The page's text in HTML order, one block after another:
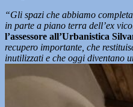
“Gli spazi che abbiamo
in parte a piano terra dell’ex
l’assessore all’Urbanistica
recupero importante, che
inutilizzati e che oggi diventano